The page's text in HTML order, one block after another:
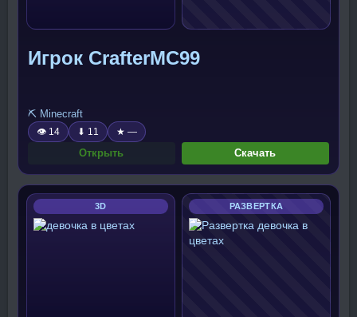
Игрок CrafterMC99
⛏️ Minecraft
👁 14 ⬇ 11 ★ —
Открыть Скачать
3D РАЗВЕРТКА